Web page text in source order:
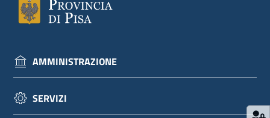
AMMINISTRAZIONE
SERVIZI